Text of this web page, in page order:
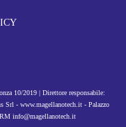
10/2019 | Direttore responsabile:
Srl - www.magellanotech.it - Palazzo
info@magellanotech.it